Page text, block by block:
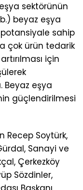
sektörünün
beyaz eşya
sahip
çok ürün tedarik
için
Beyaz eşya
güçlendirilmesi
Recep Soytürk,
Sanayi ve
Çerkezköy
Sözdinler,